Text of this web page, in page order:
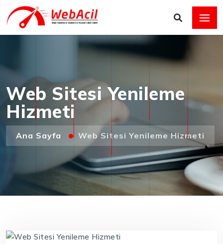
Web Sitesi Yenileme
Hizmeti
Ana Sayfa Web Sitesi Yenileme Hizmeti